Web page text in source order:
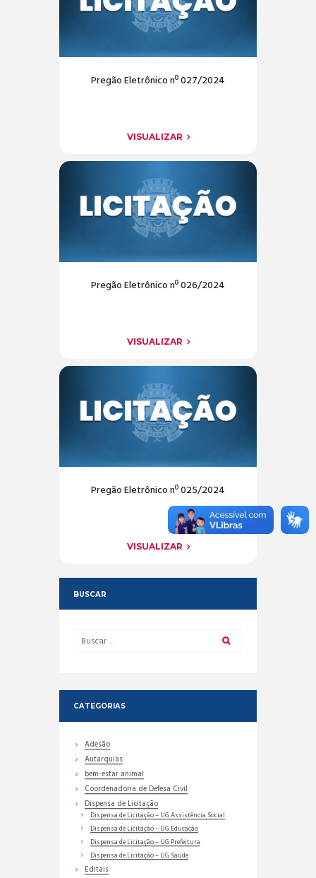
Pregão Eletrônico nº 027/2024
VISUALIZAR
Pregão Eletrônico nº 026/2024
VISUALIZAR
Pregão Eletrônico nº 025/2024
VISUALIZAR
BUSCAR
CATEGORIAS
Adesão
Autarquias
bem-estar animal
Coordenadoria de Defesa Civil
Dispensa de Licitação
Dispensa de Licitação – UG Assistência Social
Dispensa de Licitação – UG Educação
Dispensa de Licitação – UG Prefeitura
Dispensa de Licitação – UG Saúde
Editais